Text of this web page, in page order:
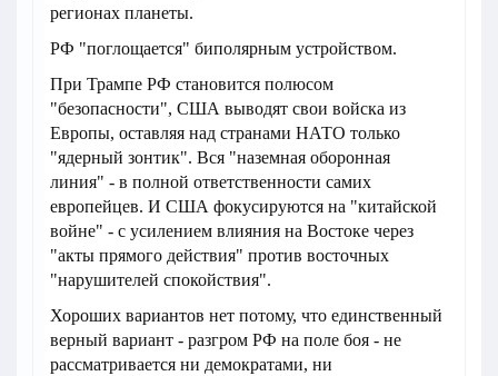
регионах планеты.
РФ "поглощается" биполярным устройством.
При Трампе РФ становится полюсом
"безопасности", США выводят свои войска из
Европы, оставляя над странами НАТО только
"ядерный зонтик". Вся "наземная оборонная
линия" - в полной ответственности самих
европейцев. И США фокусируются на "китайской
войне" - с усилением влияния на Востоке через
"акты прямого действия" против восточных
"нарушителей спокойствия".
Хороших вариантов нет потому, что единственный
верный вариант - разгром РФ на поле боя - не
рассматривается ни демократами, ни